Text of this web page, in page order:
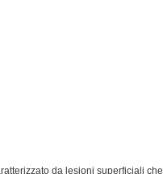
da lesioni superficiali che